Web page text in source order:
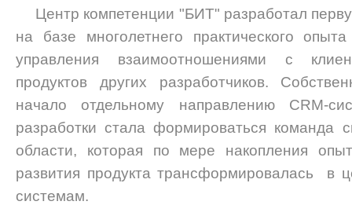
Центр компетенции "БИТ" разработал
на базе многолетнего практического
управления взаимоотношениями с
продуктов других разработчиков.
начало отдельному направлению CRM-
разработки стала формироваться команда
области, которая по мере накопления
развития продукта трансформировалась в
системам.